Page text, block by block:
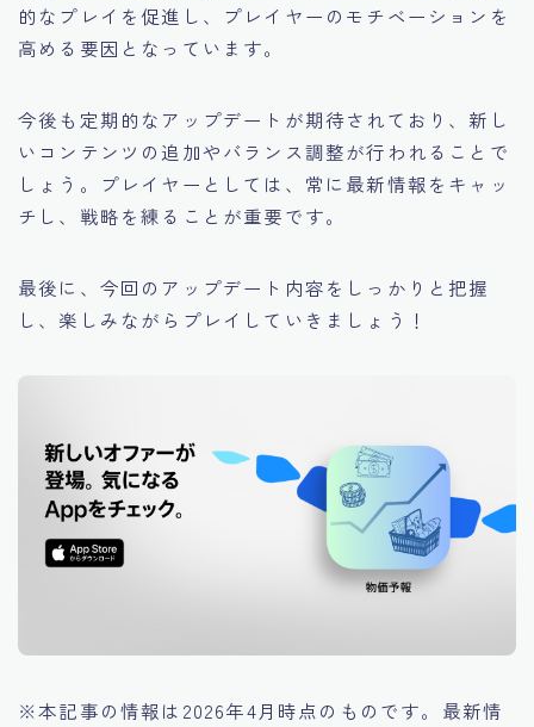
的なプレイを促進し、プレイヤーのモチベーションを
高める要因となっています。
今後も定期的なアップデートが期待されており、新し
いコンテンツの追加やバランス調整が行われることで
しょう。プレイヤーとしては、常に最新情報をキャッ
チし、戦略を練ることが重要です。
最後に、今回のアップデート内容をしっかりと把握
し、楽しみながらプレイしていきましょう！
※本記事の情報は2026年4月時点のものです。最新情